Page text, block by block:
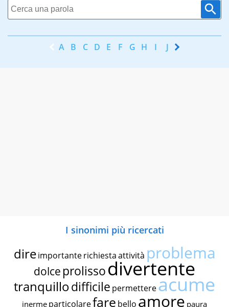
A B C D E F G H I J K
I sinonimi più ricercati
dire importante richiestaattività problema
dolce prolissodivertente
tranquillodifficile permettereacume
inerme particolarefare bello amore paura